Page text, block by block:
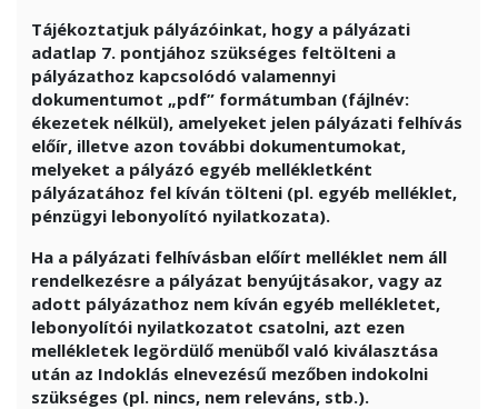
Tájékoztatjuk pályázóinkat, hogy a pályázati
adatlap 7. pontjához szükséges feltölteni a
pályázathoz kapcsolódó valamennyi
dokumentumot „pdf” formátumban (fájlnév:
ékezetek nélkül), amelyeket jelen pályázati felhívás
előír, illetve azon további dokumentumokat,
melyeket a pályázó egyéb mellékletként
pályázatához fel kíván tölteni (pl. egyéb melléklet,
pénzügyi lebonyolító nyilatkozata).
Ha a pályázati felhívásban előírt melléklet nem áll
rendelkezésre a pályázat benyújtásakor, vagy az
adott pályázathoz nem kíván egyéb mellékletet,
lebonyolítói nyilatkozatot csatolni, azt ezen
mellékletek legördülő menüből való kiválasztása
után az Indoklás elnevezésű mezőben indokolni
szükséges (pl. nincs, nem releváns, stb.).